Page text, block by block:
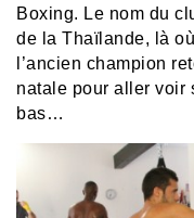
Boxing. Le nom du
de la Thaïlande, là
l’ancien champion
natale pour aller voir
bas…